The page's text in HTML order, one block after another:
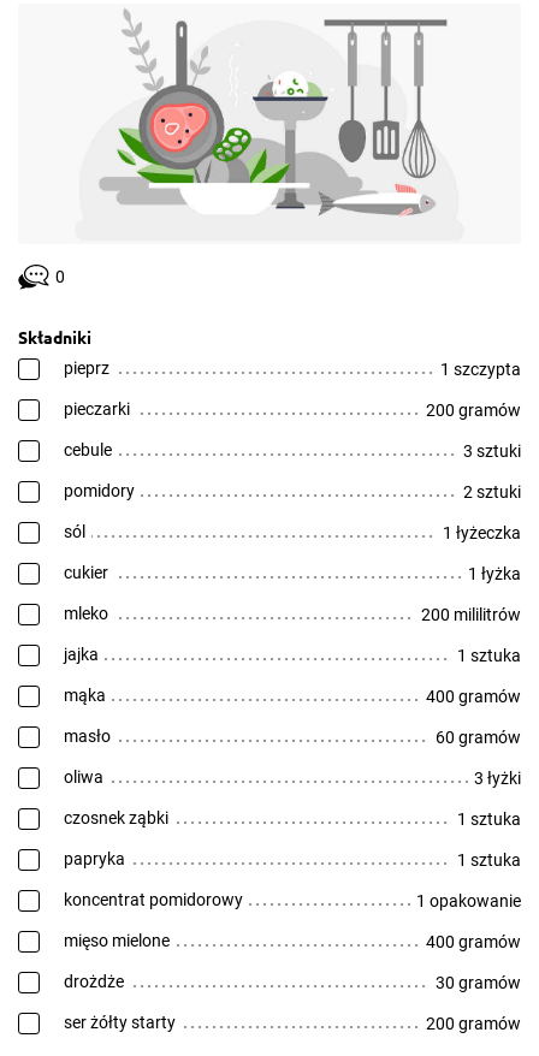
0
Składniki
pieprz 1 szczypta
pieczarki 200 gramów
cebule 3 sztuki
pomidory 2 sztuki
sól 1 łyżeczka
cukier 1 łyżka
mleko 200 mililitrów
jajka 1 sztuka
mąka 400 gramów
masło 60 gramów
oliwa 3 łyżki
czosnek ząbki 1 sztuka
papryka 1 sztuka
koncentrat pomidorowy 1 opakowanie
mięso mielone 400 gramów
drożdże 30 gramów
ser żółty starty 200 gramów